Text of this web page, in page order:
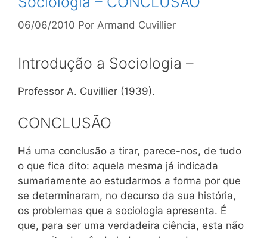
06/06/2010 Por Armand Cuvillier
Introdução a Sociologia –
Professor A. Cuvillier (1939).
CONCLUSÃO
Há uma conclusão a tirar, parece-nos, de tudo
o que fica dito: aquela mesma já indicada
sumariamente ao estudarmos a forma por que
se determinaram, no decurso da sua história,
os problemas que a sociologia apresenta. É
que, para ser uma verdadeira ciência, esta não